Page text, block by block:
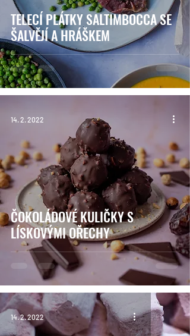
TELECÍ PLÁTKY SALTIMBOCCA SE
ŠALVĚJÍ A HRÁŠKEM
ČOKOLÁDOVÉ KULIČKY S
LÍSKOVÝMI OŘECHY
14. 2. 2022
14. 2. 2022